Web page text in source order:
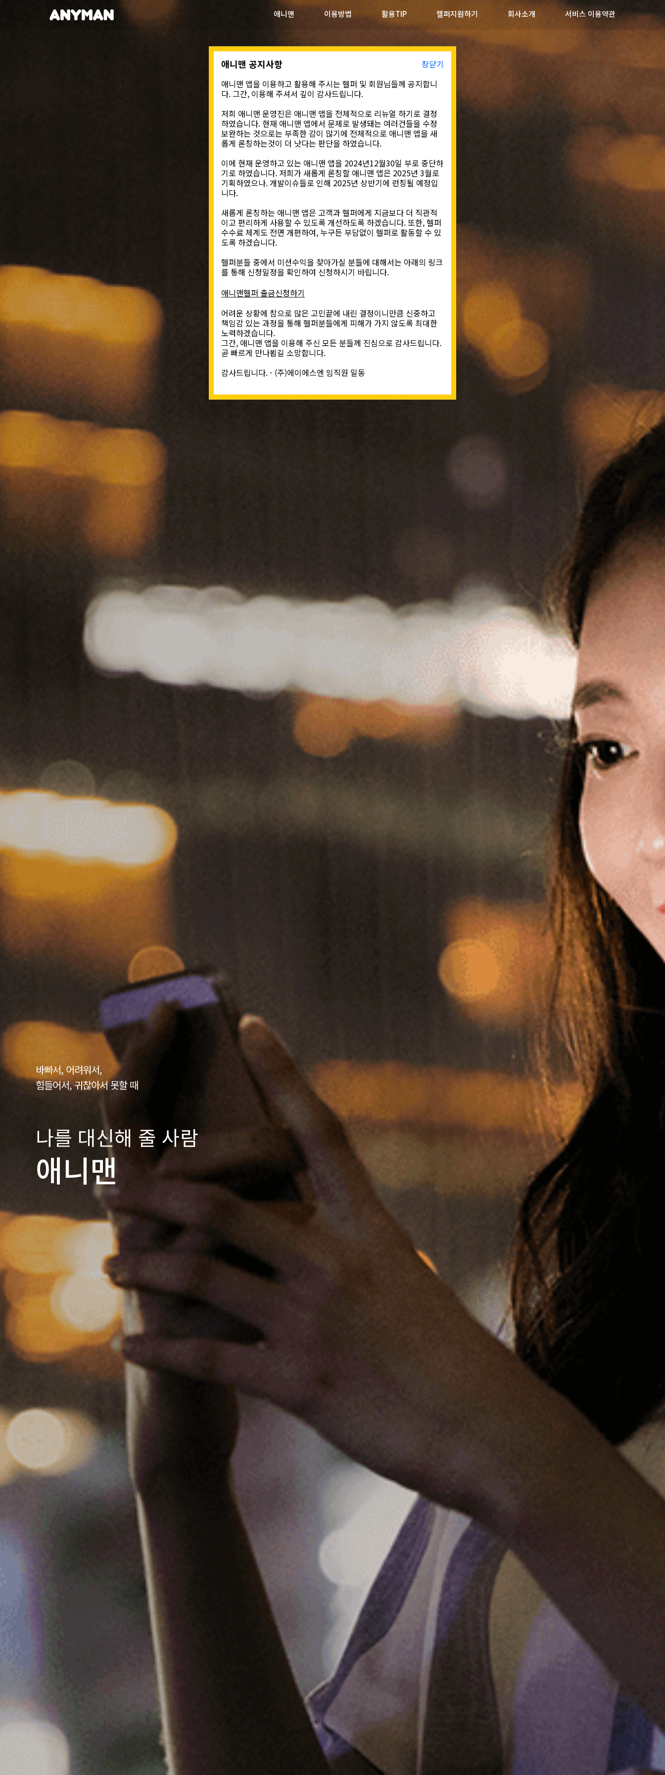
애니맨 이용방법 활용TIP 헬퍼지원하기 회사소개 서비스 이용약관
바빠서, 어려워서,
힘들어서, 귀찮아서 못할 때
나를 대신해 줄 사람
애니맨
애니맨 공지사항
창닫기
애니맨 앱을 이용하고 활용해 주시는 헬퍼 및 회원님들께 공지합니
다. 그간, 이용해 주셔서 깊이 감사드립니다.
저희 애니맨 운영진은 애니맨 앱을 전체적으로 리뉴얼 하기로 결정
하였습니다. 현재 애니맨 앱에서 문제로 발생돼는 여러건들을 수정
보완하는 것으로는 부족한 감이 많기에 전체적으로 애니맨 앱을 새
롭게 론칭하는것이 더 낫다는 판단을 하였습니다.
이에 현재 운영하고 있는 애니맨 앱을 2024년12월30일 부로 중단하
기로 하였습니다. 저희가 새롭게 론칭할 애니맨 앱은 2025년 3월로
기획하였으나.개발이슈들로 인해 2025년 상반기에 런칭될 예정입
니다.
새롭게 론칭하는 애니맨 앱은 고객과 헬퍼에게 지금보다 더 직관적
이고 편리하게 사용할 수 있도록 개선하도록 하겠습니다. 또한, 헬퍼
수수료 체계도 전면 개편하여, 누구든 부담없이 헬퍼로 활동할 수 있
도록 하겠습니다.
헬퍼분들 중에서 미션수익을 찾아가실 분들에 대해서는 아래의 링크
를 통해 신청일정을 확인하여 신청하시기 바립니다.
애니맨헬퍼 출금신청하기
어려운 상황에 참으로 많은 고민끝에 내린 결정이니만큼 신중하고
책임감 있는 과정을 통해 헬퍼분들에게 피해가 가지 않도록 최대한
노력하겠습니다.
그간, 애니맨 앱을 이용해 주신 모든 분들께 진심으로 감사드립니다.
곧 빠르게 만나뵙길 소망합니다.
감사드립니다. - (주)에이에스엔 임직원 일동